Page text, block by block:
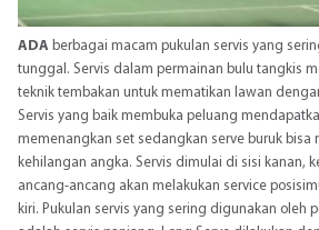
ADA berbagai macam pukulan servis yang
tunggal. Servis dalam permainan bulu tangkis
teknik tembakan untuk mematikan lawan
Servis yang baik membuka peluang
memenangkan set sedangkan serve buruk bisa
kehilangan angka. Servis dimulai di sisi kanan,
ancang-ancang akan melakukan service
kiri. Pukulan servis yang sering digunakan oleh